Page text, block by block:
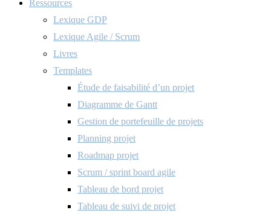
Ressources
Lexique GDP
Lexique Agile / Scrum
Livres
Templates
Étude de faisabilité d’un projet
Diagramme de Gantt
Gestion de portefeuille de projets
Planning projet
Roadmap projet
Scrum / sprint board agile
Tableau de bord projet
Tableau de suivi de projet